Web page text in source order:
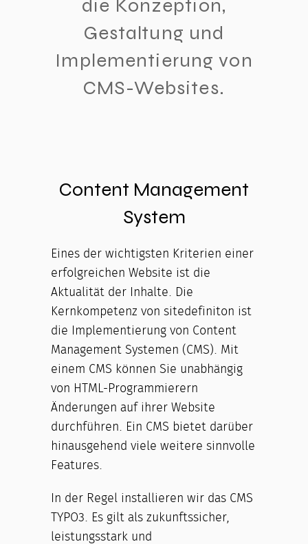
die Konzeption,
Gestaltung und
Implementierung von
CMS-Websites.
Content Management
System
Eines der wichtigsten Kriterien einer
erfolgreichen Website ist die
Aktualität der Inhalte. Die
Kernkompetenz von sitedefiniton ist
die Implementierung von Content
Management Systemen (CMS). Mit
einem CMS können Sie unabhängig
von HTML-Programmierern
Änderungen auf ihrer Website
durchführen. Ein CMS bietet darüber
hinausgehend viele weitere sinnvolle
Features.
In der Regel installieren wir das CMS
TYPO3. Es gilt als zukunftssicher,
leistungsstark und